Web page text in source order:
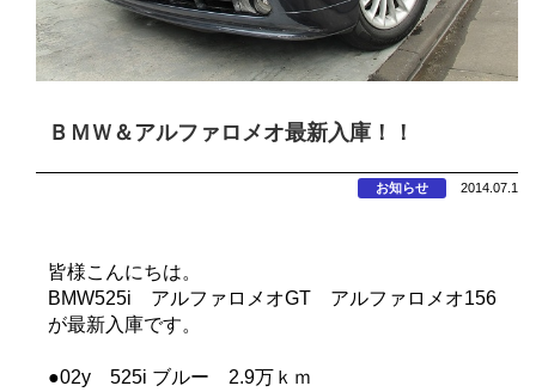
ＢＭＷ＆アルファロメオ最新入庫！！
お知らせ 2014.07.1
皆様こんにちは。
BMW525i アルファロメオGT アルファロメオ156
が最新入庫です。
●02y 525i ブルー 2.9万ｋｍ